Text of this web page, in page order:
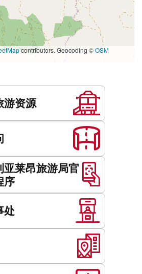
contributors. Geocoding ©OSM
游资源
亚莱昂旅游局官
序
处